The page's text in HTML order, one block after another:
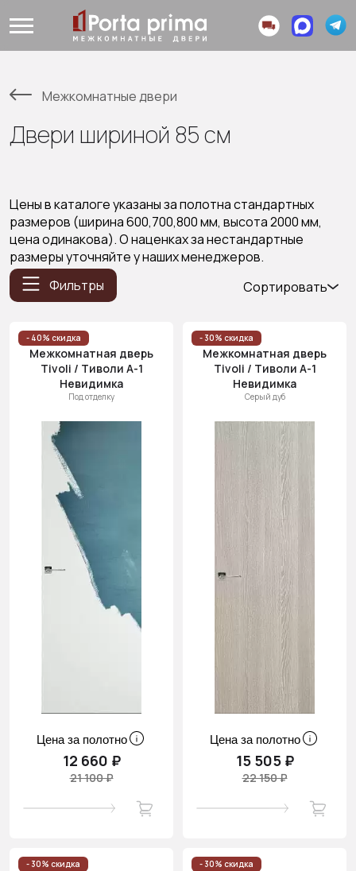
Межкомнатные двери
Двери шириной 85 см
Цены в каталоге указаны за полотна стандартных
размеров (ширина 600,700,800 мм, высота 2000 мм,
цена одинакова). О наценках за нестандартные
размеры уточняйте у наших менеджеров.
Фильтры
Сортировать
Цена
(возр.)
Цена (убыв.)
Cначала
новинки
Cначала
скидки
- 40% скидка
Межкомнатная дверь
Tivoli / Тиволи А-1
Невидимка
Под отделку
Цена за полотно
12 660 ₽
21 100 ₽
- 30% скидка
Межкомнатная дверь
Tivoli / Тиволи А-1
Невидимка
Серый дуб
Цена за полотно
15 505 ₽
22 150 ₽
- 30% скидка - 30% скидка